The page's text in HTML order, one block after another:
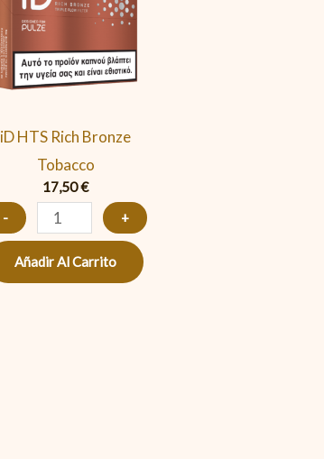
iD HTS Rich Bronze
Tobacco
17,50€
-
Rich
Tobacco
+
Añadir Al Carrito